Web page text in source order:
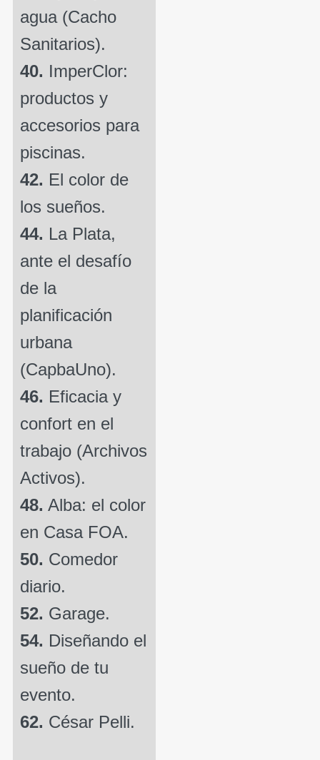
agua (Cacho
Sanitarios).
40. ImperClor:
productos y
accesorios para
piscinas.
42. El color de
los sueños.
44. La Plata,
ante el desafío
de la
planificación
urbana
(CapbaUno).
46. Eficacia y
confort en el
trabajo (Archivos
Activos).
48. Alba: el color
en Casa FOA.
50. Comedor
diario.
52. Garage.
54. Diseñando el
sueño de tu
evento.
62. César Pelli.